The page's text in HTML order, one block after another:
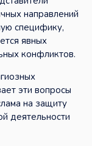
направлений
специфику,
явных
конфликтов.
эти вопросы
на защиту
деятельности